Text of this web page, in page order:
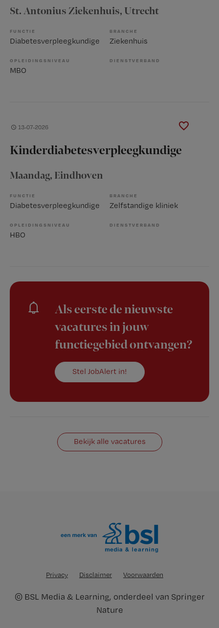
St. Antonius Ziekenhuis, Utrecht
FUNCTIE
Diabetesverpleegkundige
BRANCHE
Ziekenhuis
OPLEIDINGSNIVEAU
MBO
DIENSTVERBAND
13-07-2026
Kinderdiabetesverpleegkundige
Maandag, Eindhoven
FUNCTIE
Diabetesverpleegkundige
BRANCHE
Zelfstandige kliniek
OPLEIDINGSNIVEAU
HBO
DIENSTVERBAND
Als eerste de nieuwste
vacatures in jouw
functiegebied ontvangen?
Stel JobAlert in!
Bekijk alle vacatures
Privacy Disclaimer Voorwaarden
© BSL Media & Learning, onderdeel van Springer
Nature